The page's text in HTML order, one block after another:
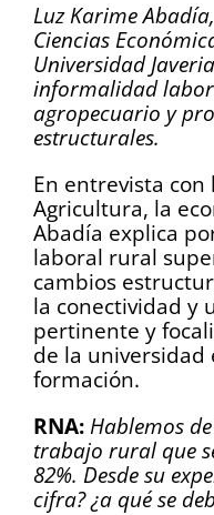
Luz Karime
Ciencias
Universidad
informalidad
agropecuario y
estructurales.
En entrevista con
Agricultura, la
Abadía explica
laboral rural
cambios
la conectividad y
pertinente y
de la universidad
formación.
RNA: Hablemos
trabajo rural que
82%. Desde su
cifra? ¿a qué se